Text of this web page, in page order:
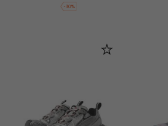
-30%